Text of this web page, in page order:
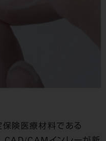
保険医療材料である